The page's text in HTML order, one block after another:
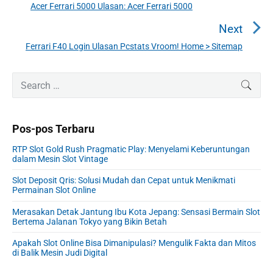
i
s
P
v
o
u
p
o
s
t
:
Acer Ferrari 5000 Ulasan: Acer Ferrari 5000
Next
N
x
t
Ferrari F40 Login Ulasan Pcstats Vroom! Home > Sitemap
a
y
i
d
e
b
r
c
h
f
r
Pos-pos Terbaru
RTP Slot Gold Rush Pragmatic Play: Menyelami Keberuntungan
dalam Mesin Slot Vintage
Slot Deposit Qris: Solusi Mudah dan Cepat untuk Menikmati
Permainan Slot Online
Merasakan Detak Jantung Ibu Kota Jepang: Sensasi Bermain Slot
Bertema Jalanan Tokyo yang Bikin Betah
Apakah Slot Online Bisa Dimanipulasi? Mengulik Fakta dan Mitos
di Balik Mesin Judi Digital